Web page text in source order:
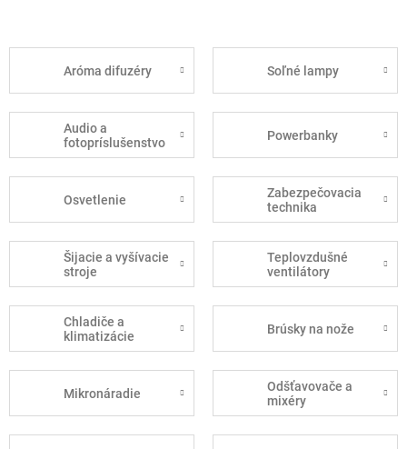
Aróma difuzéry Soľné lampy
Audio a
fotopríslušenstvo
Powerbanky
Osvetlenie
Zabezpečovacia
technika
Šijacie a vyšívacie
stroje
Teplovzdušné
ventilátory
Chladiče a
klimatizácie
Brúsky na nože
Mikronáradie
Odšťavovače a
mixéry